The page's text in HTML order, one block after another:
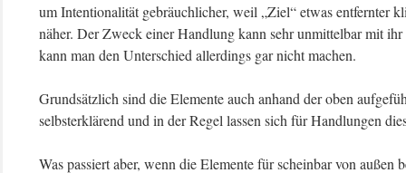
um Intentionalität gebräuchlicher, weil „Ziel“ etwas entfernter
näher. Der Zweck einer Handlung kann sehr unmittelbar mit
kann man den Unterschied allerdings gar nicht machen.
Grundsätzlich sind die Elemente auch anhand der oben
selbsterklärend und in der Regel lassen sich für Handlungen
Was passiert aber, wenn die Elemente für scheinbar von außen